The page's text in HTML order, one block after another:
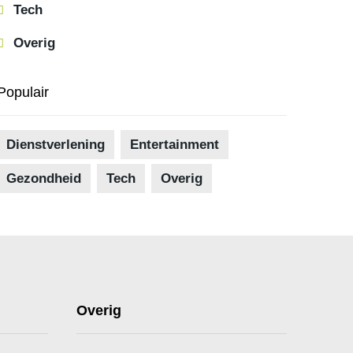
Tech
Overig
Dienstverlening Entertainment
Gezondheid Tech Overig
Overig